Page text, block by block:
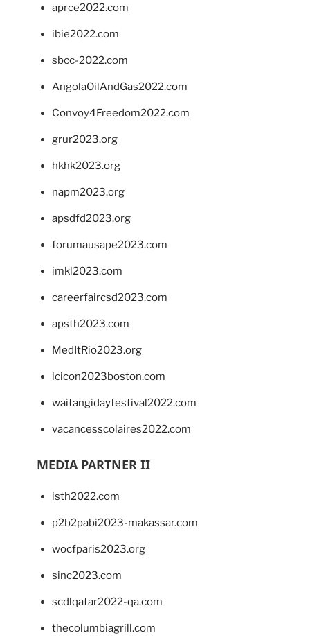
aprce2022.com
ibie2022.com
sbcc-2022.com
AngolaOilAndGas2022.com
Convoy4Freedom2022.com
grur2023.org
hkhk2023.org
napm2023.org
apsdfd2023.org
forumausape2023.com
imkl2023.com
careerfaircsd2023.com
apsth2023.com
MedItRio2023.org
lcicon2023boston.com
waitangidayfestival2022.com
vacancesscolaires2022.com
MEDIA PARTNER II
isth2022.com
p2b2pabi2023-makassar.com
wocfparis2023.org
sinc2023.com
scdlqatar2022-qa.com
thecolumbiagrill.com